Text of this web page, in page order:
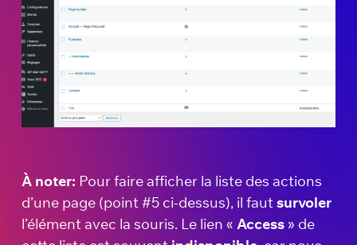
À noter: Pour faire afficher la liste des actions
d’une page (point #5 ci-dessus), il fautsurvoler
l’élément avec la souris. Le lien « Access » de